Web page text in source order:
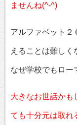
ませんね(^-^)
アルファベット２
えることは難しく
なぜ学校でもロー
大きなお世話かも
ても十分元は取れ